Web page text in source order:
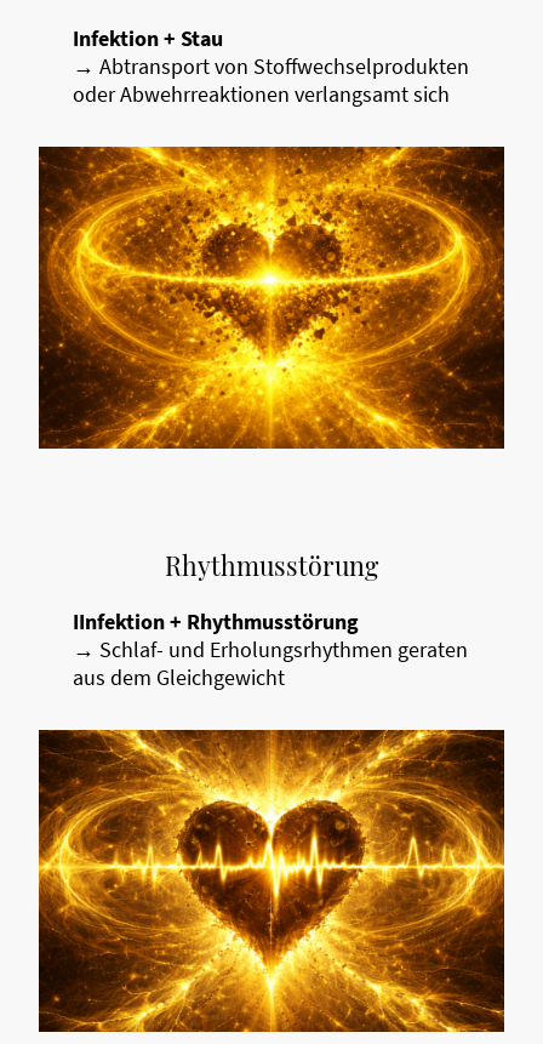
Infektion + Stau
→ Abtransport von Stoffwechselprodukten
oder Abwehrreaktionen verlangsamt sich
Rhythmusstörung
IInfektion + Rhythmusstörung
→ Schlaf- und Erholungsrhythmen geraten
aus dem Gleichgewicht